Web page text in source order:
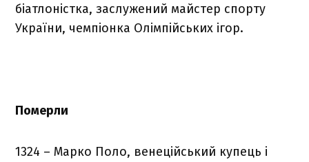
біатлоністка, заслужений майстер спорту
України, чемпіонка Олімпійських ігор.
Померли
1324 – Марко Поло, венеційський купець і